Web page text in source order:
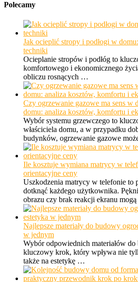
Polecamy
Jak ocieplić stropy i podłogi w
techniki
Ocieplanie stropów i podłóg to
komfortowego i ekonomicznego
obliczu rosnących …
Czy ogrzewanie gazowe ma sens w
domu: analiza kosztów, komfortu i
Wybór systemu grzewczego to
właściciela domu, a w przypadku
budynków, ogrzewanie gazowe
Ile kosztuje wymiana matrycy w
orientacyjne ceny
Uszkodzenia matrycy w telefonie to
dotknąć każdego użytkownika.
obrazu czy brak reakcji ekranu
Najlepsze materiały do budowy
w jednym
Wybór odpowiednich materiałów
kluczowy krok, który wpływa nie
także na estetykę …